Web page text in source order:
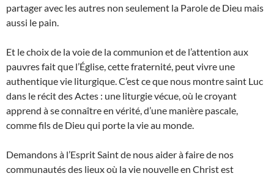
partager avec les autres non seulement la Parole de Dieu mais
aussi le pain.
Et le choix de la voie de la communion et de l’attention aux
pauvres fait que l’Église, cette fraternité, peut vivre une
authentique vie liturgique. C’est ce que nous montre saint Luc
dans le récit des Actes : une liturgie vécue, où le croyant
apprend à se connaître en vérité, d’une manière pascale,
comme fils de Dieu qui porte la vie au monde.
Demandons à l’Esprit Saint de nous aider à faire de nos
communautés des lieux où la vie nouvelle en Christ est